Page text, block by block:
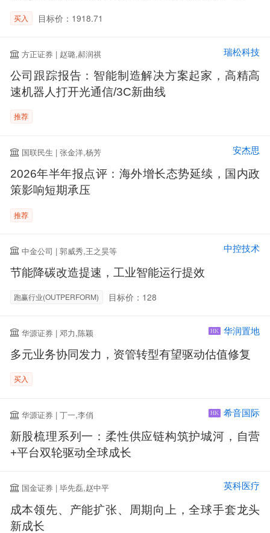
买入 目标价：1918.71
方正证券 | 赵璐,郝润祺 瑞松科技
公司跟踪报告：智能制造解决方案起家，高精高
速机器人打开光通信/3C新曲线
推荐
国联民生 | 张金洋,杨芳 安杰思
2026年半年报点评：海外增长态势延续，国内政
策影响短期承压
推荐
中金公司 | 郭威秀,王之昊等 中控技术
节能降碳改造提速，工业智能运行提效
跑赢行业(OUTPERFORM) 目标价：128
华源证券 | 邓力,陈颖 HK 华润置地
多元业务协同发力，资管转型有望驱动估值修复
买入
华源证券 | 丁一,李俏 HK 希音国际
新股梳理系列一：柔性供应链构筑护城河，自营
+平台双轮驱动全球成长
国金证券 | 毕先磊,赵中平 英科医疗
成本领先、产能扩张、周期向上，全球手套龙头
新成长